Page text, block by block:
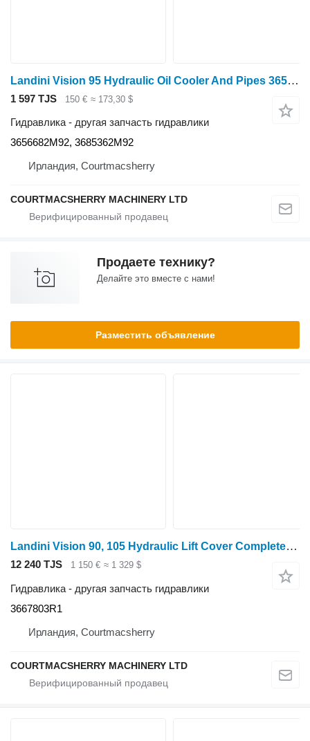
Landini Vision 95 Hydraulic Oil Cooler And Pipes 3656682m92, 3685362m92 3656682M92 для трактора колесного
1 597 TJS 150 € ≈ 173,30 $
Гидравлика - другая запчасть гидравлики
3656682M92, 3685362M92
Ирландия, Courtmacsherry
COURTMACSHERRY MACHINERY LTD
Продаете технику?
Делайте это вместе с нами!
Разместить объявление
Landini Vision 90, 105 Hydraulic Lift Cover Complete 3667803r1, 3656318m 3667803R1 для трактора колесного
12 240 TJS 1 150 € ≈ 1 329 $
Гидравлика - другая запчасть гидравлики
3667803R1
Ирландия, Courtmacsherry
COURTMACSHERRY MACHINERY LTD